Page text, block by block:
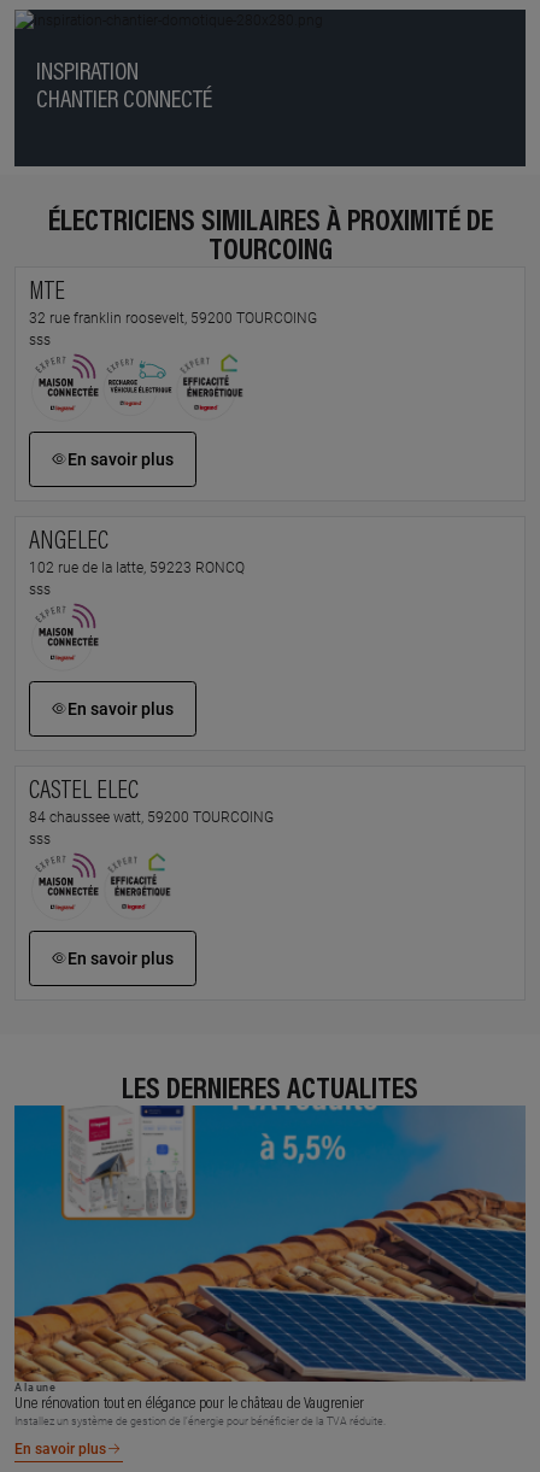
INSPIRATION
CHANTIER CONNECTÉ
ÉLECTRICIENS SIMILAIRES À PROXIMITÉ DE
TOURCOING
MTE
32 rue franklin roosevelt, 59200 TOURCOING
sss
En savoir plus
ANGELEC
102 rue de la latte, 59223 RONCQ
sss
En savoir plus
CASTEL ELEC
84 chaussee watt, 59200 TOURCOING
sss
En savoir plus
LES DERNIÈRES ACTUALITÉS
À la une
Une rénovation tout en élégance pour le château de Vaugrenier
Installez un système de gestion de l’énergie pour bénéficier de la TVA réduite.
En savoir plus